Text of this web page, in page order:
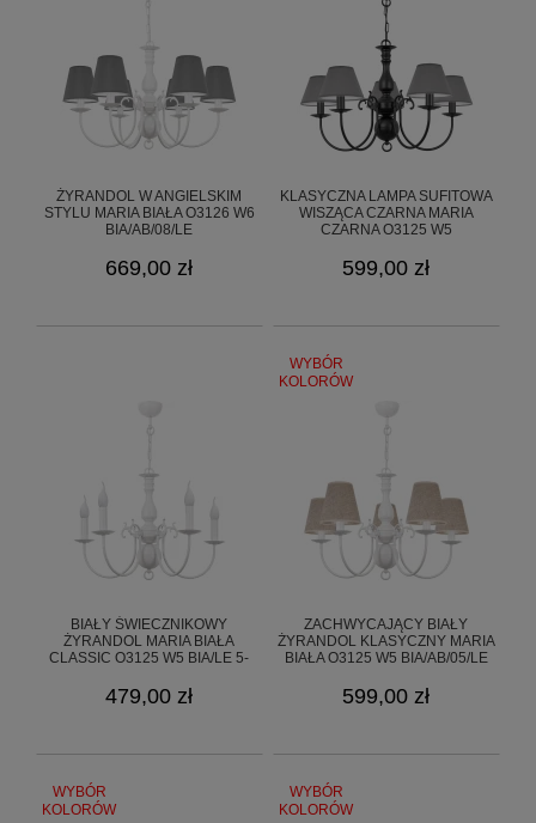
ŻYRANDOL W ANGIELSKIM
STYLU MARIA BIAŁA O3126 W6
BIA/AB/08/LE
669,00 zł
KLASYCZNA LAMPA SUFITOWA
WISZĄCA CZARNA MARIA
CZARNA O3125 W5
599,00 zł
BIAŁY ŚWIECZNIKOWY
ŻYRANDOL MARIA BIAŁA
CLASSIC O3125 W5 BIA/LE 5-
479,00 zł
WYBÓR
KOLORÓW
ZACHWYCAJĄCY BIAŁY
ŻYRANDOL KLASYCZNY MARIA
BIAŁA O3125 W5 BIA/AB/05/LE
599,00 zł
WYBÓR
KOLORÓW
WYBÓR
KOLORÓW